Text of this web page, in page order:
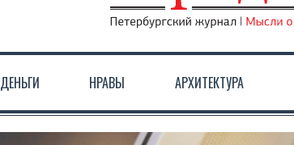
ДЕНЬГИ НРАВЫ АРХИТЕКТУРА